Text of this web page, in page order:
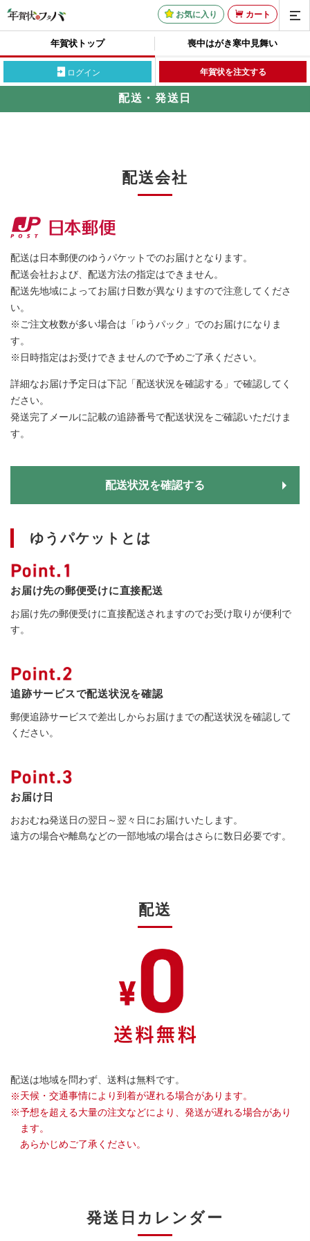
お気に入り カート
年賀状トップ 喪中はがき寒中見舞い
ログイン 年賀状を注文する
配送・発送日
配送会社
配送は日本郵便のゆうパケットでのお届けとなります。
配送会社および、配送方法の指定はできません。
配送先地域によってお届け日数が異なりますので注意してくださ
い。
※ご注文枚数が多い場合は「ゆうパック」でのお届けになりま
す。
※日時指定はお受けできませんので予めご了承ください。
詳細なお届け予定日は下記「配送状況を確認する」で確認してく
ださい。
発送完了メールに記載の追跡番号で配送状況をご確認いただけま
す。
配送状況を確認する
ゆうパケットとは
お届け先の郵便受けに直接配送
お届け先の郵便受けに直接配送されますのでお受け取りが便利で
す。
追跡サービスで配送状況を確認
郵便追跡サービスで差出しからお届けまでの配送状況を確認して
ください。
お届け日
おおむね発送日の翌日～翌々日にお届けいたします。
遠方の場合や離島などの一部地域の場合はさらに数日必要です。
配送
配送は地域を問わず、送料は無料です。
※天候・交通事情により到着が遅れる場合があります。
※予想を超える大量の注文などにより、発送が遅れる場合があり
ます。
あらかじめご了承ください。
発送日カレンダー